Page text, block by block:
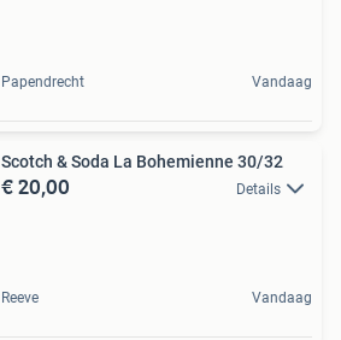
Papendrecht Vandaag
Scotch & Soda La Bohemienne 30/32
€ 20,00 Details
Reeve Vandaag